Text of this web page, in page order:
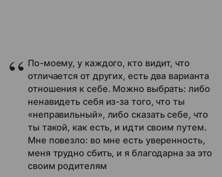
По-моему, у каждого, кто видит, что
отличается от других, есть два варианта
отношения к себе. Можно выбрать: либо
ненавидеть себя из-за того, что ты
«неправильный», либо сказать себе, что
ты такой, как есть, и идти своим путем.
Мне повезло: во мне есть уверенность,
меня трудно сбить, и я благодарна за это
своим родителям